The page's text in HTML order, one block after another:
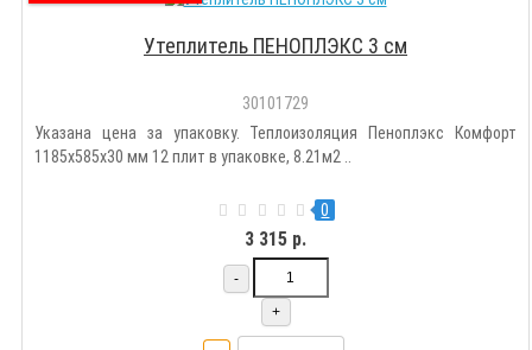
Утеплитель ПЕНОПЛЭКС 3 см
30101729
Указана цена за упаковку. Теплоизоляция Пеноплэкс Комфорт
1185х585х30 мм 12 плит в упаковке, 8.21м2 ..
0
3 315 р.
-
+